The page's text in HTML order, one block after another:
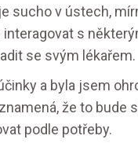
sucho v ústech,
s
se svým lékařem.
a byla jsem
že to bude
podle potřeby.